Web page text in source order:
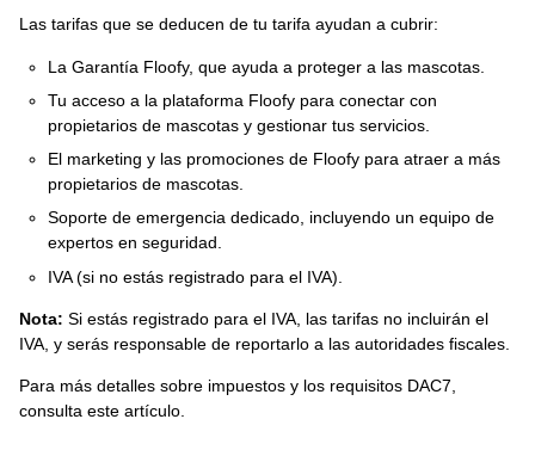
Las tarifas que se deducen de tu tarifa ayudan a cubrir:
La Garantía Floofy, que ayuda a proteger a las mascotas.
Tu acceso a la plataforma Floofy para conectar con
propietarios de mascotas y gestionar tus servicios.
El marketing y las promociones de Floofy para atraer a más
propietarios de mascotas.
Soporte de emergencia dedicado, incluyendo un equipo de
expertos en seguridad.
IVA (si no estás registrado para el IVA).
Nota: Si estás registrado para el IVA, las tarifas no incluirán el
IVA, y serás responsable de reportarlo a las autoridades fiscales.
Para más detalles sobre impuestos y los requisitos DAC7,
consulta este artículo.